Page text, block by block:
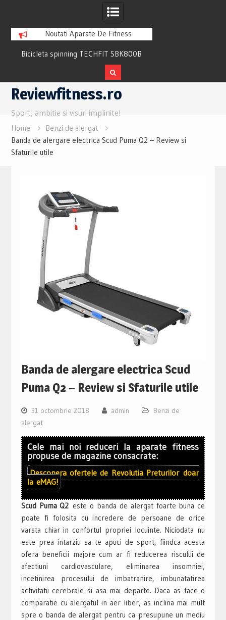
Noutati Aparate De Fitness
Bicicleta spinning TECHFIT SBK800B
Review si Pareri utile
Skip
content
Reviewfitness.ro
Sport, ambitie si visuri implinite!
Home
Benzi de alergat
Banda de alergare electrica Scud Puma Q2 – Review si
Sfaturile utile
Banda de alergare electrica Scud
Puma Q2 – Review si Sfaturile utile
31 octombrie 2018 admin
Benzi de
alergat
Cele mai noi reduceri la aparate fitness
propuse de magazine consacrate:
Descopera ofertele de Revolutia Preturilor doar
la eMAG!
Scud Puma Q2 este o banda de alergat foarte buna ce
poate fi folosita cu incredere de persoane de orice
varsta chiar in confortul propriei locuinte. Niciodata nu
este prea intarziu sa te apuci de sport, fiindca acesta
ofera beneficii majore cum ar fi reducerea riscului de
afectiuni cardiovasculare, eliminarea insomniei,
incetinirea procesului de imbatranire, imbunatatirea
activitatii cerebrale si asa mai departe. Daca as face o
comparatie cu alergatul in aer liber, as inclina mai mult
spre o banda de alergat pentru ca presupune un mediu